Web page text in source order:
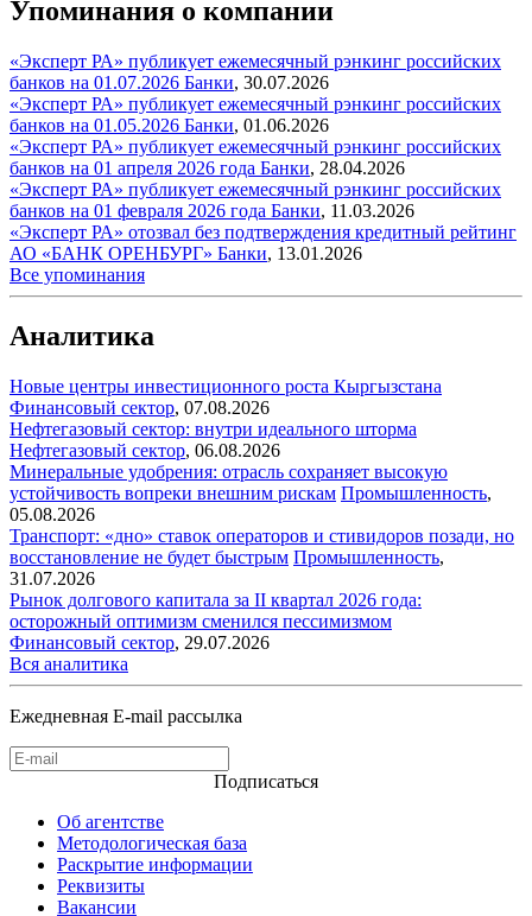
Упоминания о компании
«Эксперт РА» публикует ежемесячный рэнкинг российских
банков на 01.07.2026 Банки, 30.07.2026
«Эксперт РА» публикует ежемесячный рэнкинг российских
банков на 01.05.2026 Банки, 01.06.2026
«Эксперт РА» публикует ежемесячный рэнкинг российских
банков на 01 апреля 2026 года Банки, 28.04.2026
«Эксперт РА» публикует ежемесячный рэнкинг российских
банков на 01 февраля 2026 года Банки, 11.03.2026
«Эксперт РА» отозвал без подтверждения кредитный рейтинг
АО «БАНК ОРЕНБУРГ» Банки, 13.01.2026
Все упоминания
Аналитика
Новые центры инвестиционного роста Кыргызстана
Финансовый сектор, 07.08.2026
Нефтегазовый сектор: внутри идеального шторма
Нефтегазовый сектор, 06.08.2026
Минеральные удобрения: отрасль сохраняет высокую
устойчивость вопреки внешним рискам Промышленность,
05.08.2026
Транспорт: «дно» ставок операторов и стивидоров позади, но
восстановление не будет быстрым Промышленность,
31.07.2026
Рынок долгового капитала за II квартал 2026 года:
осторожный оптимизм сменился пессимизмом
Финансовый сектор, 29.07.2026
Вся аналитика
Ежедневная E-mail рассылка
Подписаться
Об агентстве
Методологическая база
Раскрытие информации
Реквизиты
Вакансии